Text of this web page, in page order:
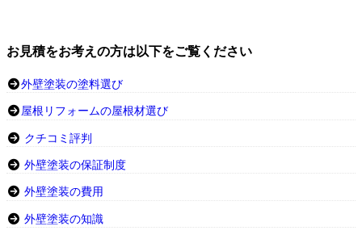
お見積をお考えの方は以下をご覧ください
外壁塗装の塗料選び
屋根リフォームの屋根材選び
クチコミ評判
外壁塗装の保証制度
外壁塗装の費用
外壁塗装の知識